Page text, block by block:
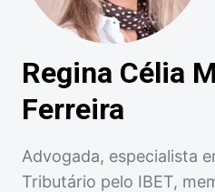
Regina Célia
Ferreira
Advogada, especialista
Tributário pelo IBET,